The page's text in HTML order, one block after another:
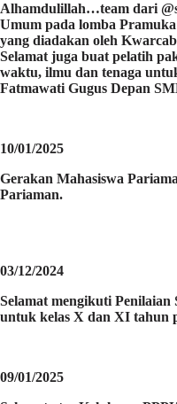
Alhamdulillah…team dari
Umum pada lomba
yang diadakan oleh
Selamat juga buat pelatih
waktu, ilmu dan tenaga
Fatmawati Gugus Depan
10/01/2025
Gerakan Mahasiswa
Pariaman.
03/12/2024
Selamat mengikuti
untuk kelas X dan XI tahun
09/01/2025